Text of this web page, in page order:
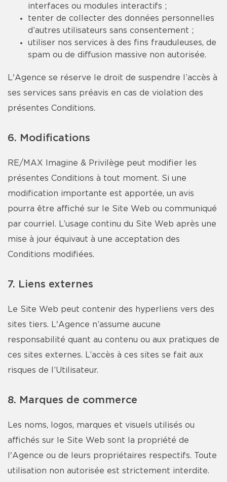
interfaces ou modules interactifs ;
tenter de collecter des données personnelles
d’autres utilisateurs sans consentement ;
utiliser nos services à des fins frauduleuses, de
spam ou de diffusion massive non autorisée.
L'Agence se réserve le droit de suspendre l’accès à
ses services sans préavis en cas de violation des
présentes Conditions.
6. Modifications
RE/MAX Imagine & Privilège peut modifier les
présentes Conditions à tout moment. Si une
modification importante est apportée, un avis
pourra être affiché sur le Site Web ou communiqué
par courriel. L’usage continu du Site Web après une
mise à jour équivaut à une acceptation des
Conditions modifiées.
7. Liens externes
Le Site Web peut contenir des hyperliens vers des
sites tiers. L'Agence n’assume aucune
responsabilité quant au contenu ou aux pratiques de
ces sites externes. L’accès à ces sites se fait aux
risques de l’Utilisateur.
8. Marques de commerce
Les noms, logos, marques et visuels utilisés ou
affichés sur le Site Web sont la propriété de
l'Agence ou de leurs propriétaires respectifs. Toute
utilisation non autorisée est strictement interdite.